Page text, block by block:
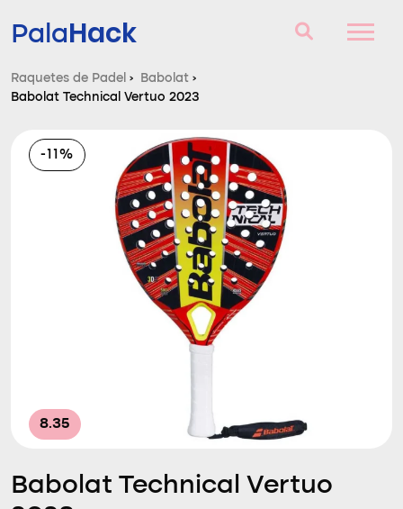
PalaHack
Raquetes de Padel
Perguntas e respostas
Comparador
Raquetes de Padel › Babolat ›
Babolat Technical Vertuo 2023
-11%
8.35
Babolat Technical Vertuo